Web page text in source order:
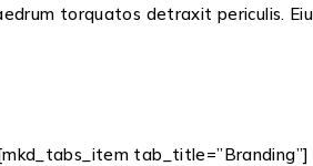
torquatos detraxit periculis.
tab_title=”Branding”]